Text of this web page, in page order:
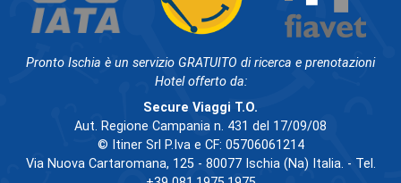
Pronto Ischia è un servizio GRATUITO di ricerca e prenotazioni
Hotel offerto da:
Secure Viaggi T.O.
Aut. Regione Campania n. 431 del 17/09/08
© Itiner Srl P.Iva e CF: 05706061214
Via Nuova Cartaromana, 125 - 80077 Ischia (Na) Italia. - Tel.